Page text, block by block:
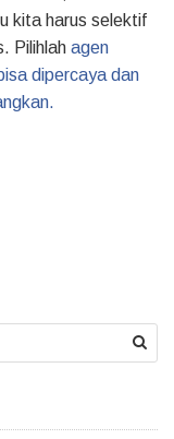
kita harus selektif
Pilihlah agen
dipercaya dan